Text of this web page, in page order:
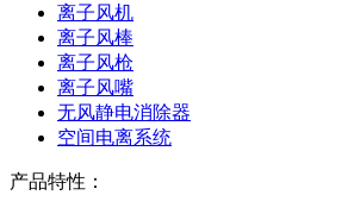
离子风机
离子风棒
离子风枪
离子风嘴
无风静电消除器
空间电离系统
产品特性：